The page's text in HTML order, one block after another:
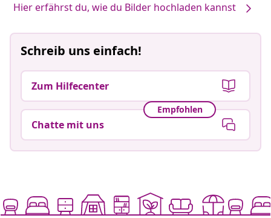
Hier erfährst du, wie du Bilder hochladen kannst
Schreib uns einfach!
Zum Hilfecenter
Empfohlen
Chatte mit uns